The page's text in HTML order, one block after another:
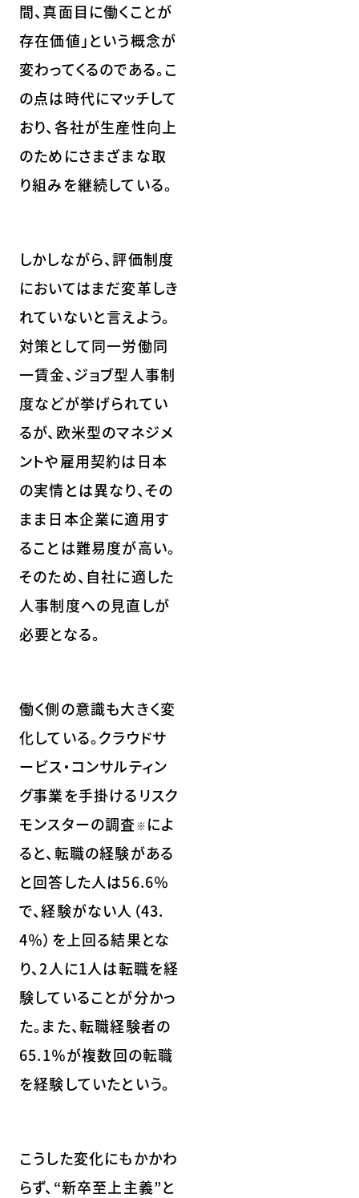
間、真面目に働くことが
存在価値」という概念が
変わってくるのである。こ
の点は時代にマッチして
おり、各社が生産性向上
のためにさまざまな取
り組みを継続している。
しかしながら、評価制度
においてはまだ変革しき
れていないと言えよう。
対策として同一労働同
一賃金、ジョブ型人事制
度などが挙げられてい
るが、欧米型のマネジメ
ントや雇用契約は日本
の実情とは異なり、その
まま日本企業に適用す
ることは難易度が高い。
そのため、自社に適した
人事制度への見直しが
必要となる。
働く側の意識も大きく変
化している。クラウドサ
ービス・コンサルティン
グ事業を手掛けるリスク
モンスターの調査 ※ によ
ると、転職の経験がある
と回答した人は56.6％
で、経験がない人（43.
4％）を上回る結果とな
り、2人に1人は転職を経
験していることが分かっ
た。また、転職経験者の
65.1％が複数回の転職
を経験していたという。
こうした変化にもかかわ
らず、“新卒至上主義”と